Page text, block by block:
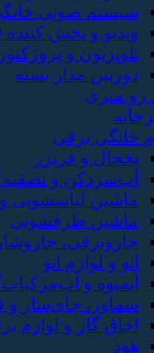
سیستم صوتی
ویدیو و پخش کننده DVD
تلویزیون و پروژکتور
دوربین مدار بسته
رو میزی
خانگی برقی
یخچال و فریزر
آب‌سردکن و
ماشین
ماشین ظرفشویی
جاروبرقی،
اتو و لوازم اتو
آبمیوه و
سماور، چای‌ساز و
اجاق گاز و لوازم
هود